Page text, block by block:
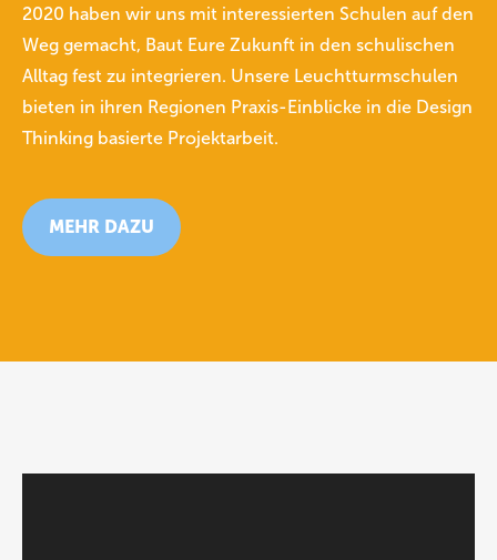
2020 haben wir uns mit interessierten Schulen auf den
Weg gemacht, Baut Eure Zukunft in den schulischen
Alltag fest zu integrieren. Unsere Leuchtturmschulen
bieten in ihren Regionen Praxis-Einblicke in die Design
Thinking basierte Projektarbeit.
MEHR DAZU